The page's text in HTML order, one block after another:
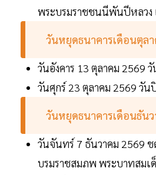
พระบรมราชชนนีพันปีหลวง
วันหยุดธนาคารเดือนตุล
วันอังคาร 13 ตุลาคม 2569
วันศุกร์ 23 ตุลาคม 2569 วัน
วันหยุดธนาคารเดือนธัน
วันจันทร์ 7 ธันวาคม 2569
บรมราชสมภพ พระบาทสมเ